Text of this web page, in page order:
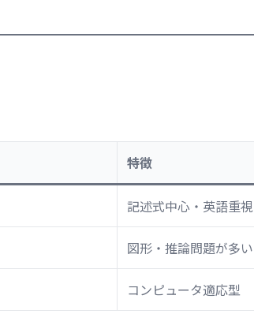
特徴
記述式中心・英語重視
図形・推論問題が多い
コンピュータ適応型